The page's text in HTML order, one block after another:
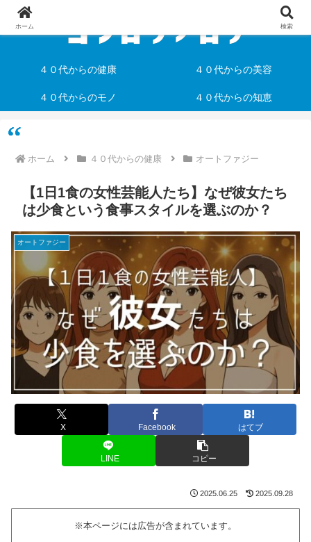
４０代からの健康 ４０代からの美容
４０代からのモノ ４０代からの知恵
ホーム ４０代からの健康 オートファジー
【1日1食の女性芸能人たち】なぜ彼女たち
は少食という食事スタイルを選ぶのか？
オートファジー
X Facebook はてブ
LINE コピー
2025.06.25 2025.09.28
※本ページには広告が含まれています。
ホーム 検索